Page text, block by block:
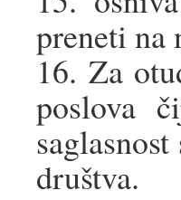
preneti na
16. Za
poslova
društva.